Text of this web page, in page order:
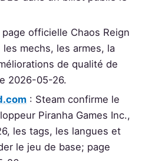
page officielle Chaos Reign
mechs, les armes, la
de qualité de
2026-05-26.
: Steam confirme le
Piranha Games Inc.,
les tags, les langues et
le jeu de base; page